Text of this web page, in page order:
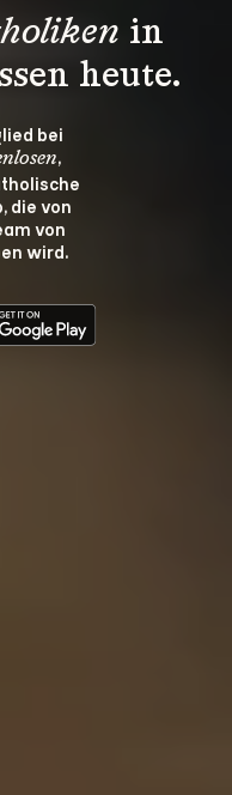
in
heute.
bei
,
die von
von
wird.